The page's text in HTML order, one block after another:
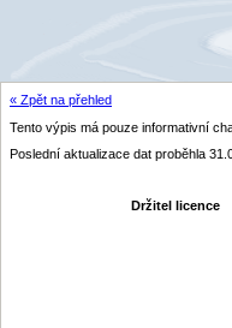
« Zpět na přehled
Tento výpis má pouze informativní
Poslední aktualizace dat proběhla
Držitel licence